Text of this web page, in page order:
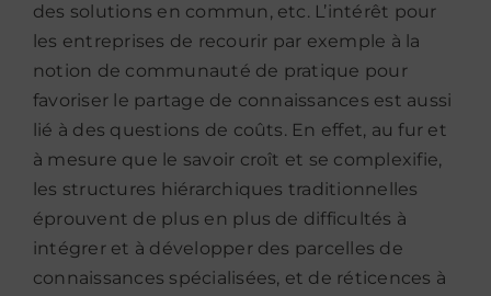
des solutions en commun, etc. L’intérêt pour
les entreprises de recourir par exemple à la
notion de communauté de pratique pour
favoriser le partage de connaissances est aussi
lié à des questions de coûts. En effet, au fur et
à mesure que le savoir croît et se complexifie,
les structures hiérarchiques traditionnelles
éprouvent de plus en plus de difficultés à
intégrer et à développer des parcelles de
connaissances spécialisées, et de réticences à